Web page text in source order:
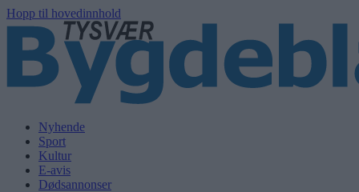
Hopp til hovedinnhold
Nyhende
Sport
Kultur
E-avis
Dødsannonser